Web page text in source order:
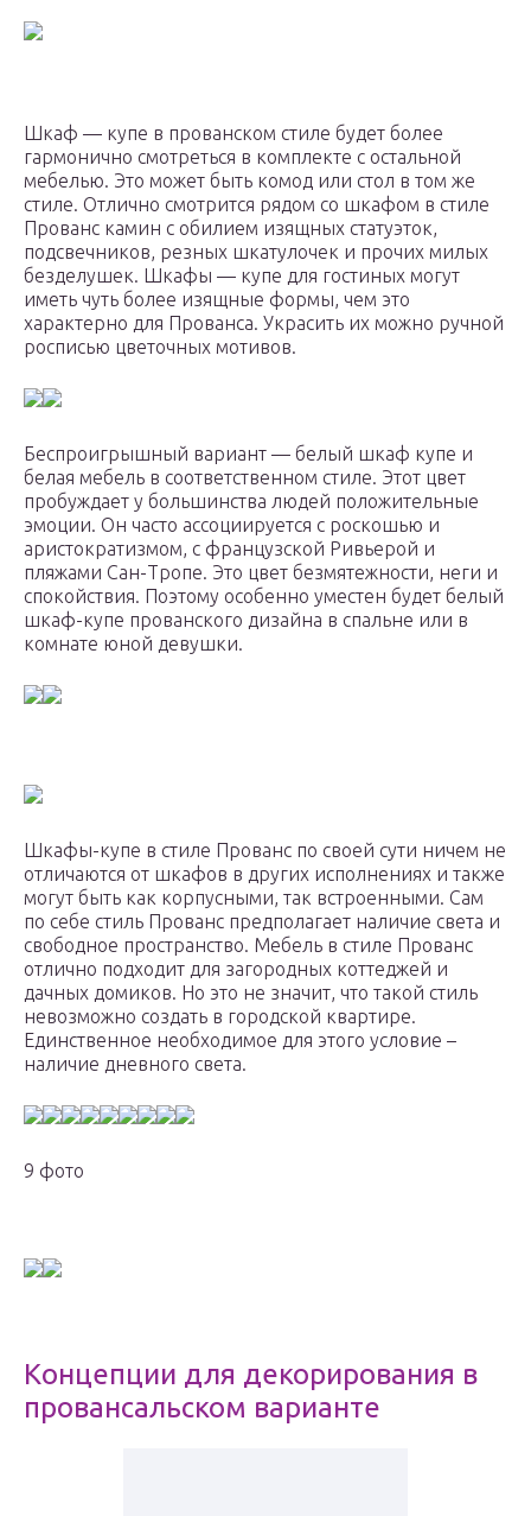
Шкаф — купе в прованском стиле будет более
гармонично смотреться в комплекте с остальной
мебелью. Это может быть комод или стол в том же
стиле. Отлично смотрится рядом со шкафом в стиле
Прованс камин с обилием изящных статуэток,
подсвечников, резных шкатулочек и прочих милых
безделушек. Шкафы — купе для гостиных могут
иметь чуть более изящные формы, чем это
характерно для Прованса. Украсить их можно ручной
росписью цветочных мотивов.
Беспроигрышный вариант — белый шкаф купе и
белая мебель в соответственном стиле. Этот цвет
пробуждает у большинства людей положительные
эмоции. Он часто ассоциируется с роскошью и
аристократизмом, с французской Ривьерой и
пляжами Сан-Тропе. Это цвет безмятежности, неги и
спокойствия. Поэтому особенно уместен будет белый
шкаф-купе прованского дизайна в спальне или в
комнате юной девушки.
Шкафы-купе в стиле Прованс по своей сути ничем не
отличаются от шкафов в других исполнениях и также
могут быть как корпусными, так встроенными. Сам
по себе стиль Прованс предполагает наличие света и
свободное пространство. Мебель в стиле Прованс
отлично подходит для загородных коттеджей и
дачных домиков. Но это не значит, что такой стиль
невозможно создать в городской квартире.
Единственное необходимое для этого условие –
наличие дневного света.
9 фото
Концепции для декорирования в
провансальском варианте